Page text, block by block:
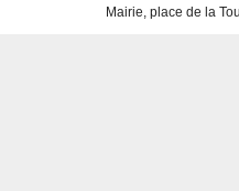
Mairie, place de la